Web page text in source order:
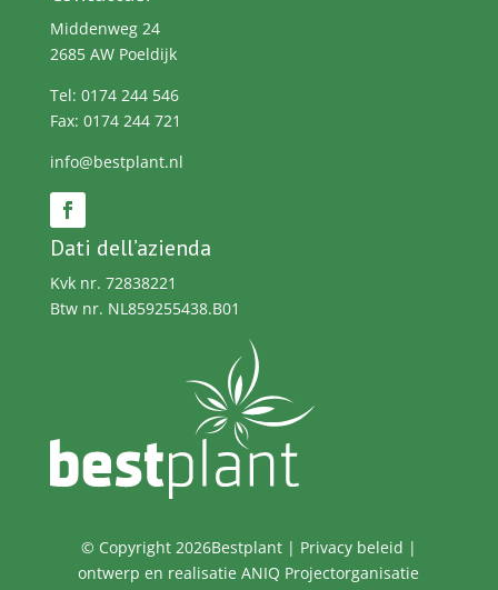
Middenweg 24
2685 AW Poeldijk
Tel: 0174 244 546
Fax: 0174 244 721
info@bestplant.nl
Dati dell’azienda
Kvk nr. 72838221
Btw nr. NL859255438.B01
© Copyright 2026Bestplant | Privacy beleid |
ontwerp en realisatieANIQ Projectorganisatie